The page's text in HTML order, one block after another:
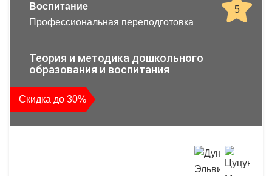
5
Воспитание
Профессиональная переподготовка
Теория и методика дошкольного
образования и воспитания
Скидка до 30%